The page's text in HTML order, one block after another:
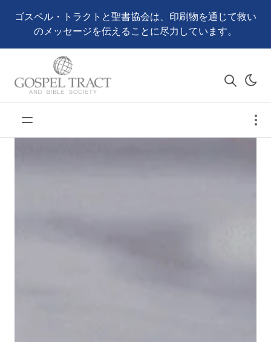
ゴスペル・トラクトと聖書協会は、印刷物を通じて救い
のメッセージを伝えることに尽力しています。